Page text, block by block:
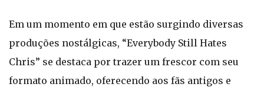
Em um momento em que estão surgindo diversas
produções nostálgicas, “Everybody Still Hates
Chris” se destaca por trazer um frescor com seu
formato animado, oferecendo aos fãs antigos e